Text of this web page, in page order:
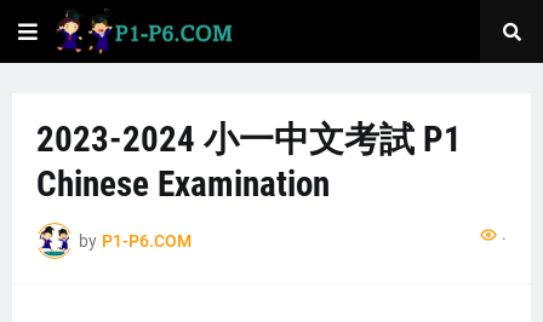
2023-2024 小一中文考試 P1
Chinese Examination
by P1-P6.COM ...